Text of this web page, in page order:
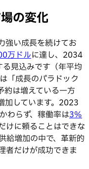
の変化
強い成長を続けてお
万ドルに達し、2034
見込みです（年平均
「成長のパラドック
約は増えている一方
加しています。2023
わらず、稼働率は3%
けに頼ることはできな
給増加の中で、革新的
者だけが成功できま